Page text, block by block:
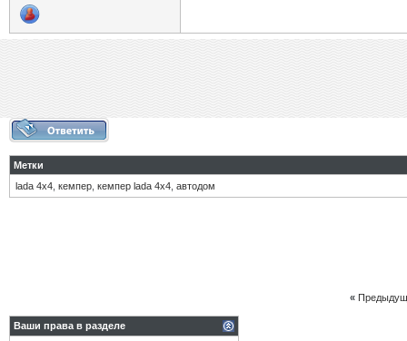
Метки
lada 4х4 кемпер кемпер lada 4х4 автодом
«
Ваши права в разделе